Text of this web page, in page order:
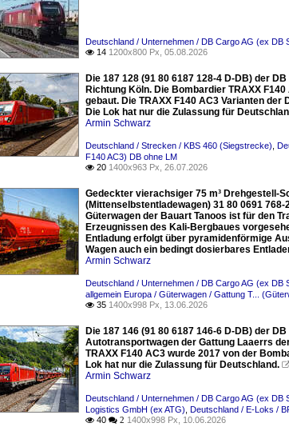
Deutschland / Unternehmen / DB Cargo AG (ex DB
 14 1200x800 Px, 05.08.2026
Die 187 128 (91 80 6187 128-4 D-DB) der
Richtung Köln. Die Bombardier TRAXX
gebaut. Die TRAXX F140 AC3 Varianten
Die Lok hat nur die Zulassung für
Armin Schwarz
Deutschland / Strecken / KBS 460 (Siegstrecke)
F140 AC3) DB ohne LM
 20 1400x963 Px, 26.07.2026
Gedeckter vierachsiger 75 m³ Drehgestell-
(Mittenselbstentladewagen) 31 80 0691
Güterwagen der Bauart Tanoos ist für den
Erzeugnissen des Kali-Bergbaues
Entladung erfolgt über pyramidenförmige
Wagen auch ein bedingt dosierbares
Armin Schwarz
Deutschland / Unternehmen / DB Cargo AG (ex DB
allgemein Europa / Güterwagen / Gattung T...
 35 1400x998 Px, 13.06.2026
Die 187 146 (91 80 6187 146-6 D-DB) der
Autotransportwagen der Gattung Laaerrs
TRAXX F140 AC3 wurde 2017 von der
Lok hat nur die Zulassung für Deutschland.
Armin Schwarz
Deutschland / Unternehmen / DB Cargo AG (ex DB
Logistics GmbH (ex ATG) Deutschland / E-Loks /
 40  2 1400x998 Px, 10.06.2026